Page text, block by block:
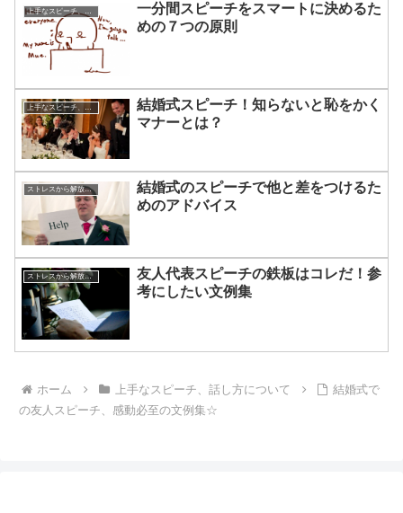
一分間スピーチをスマートに決めるた
めの７つの原則
結婚式スピーチ！知らないと恥をかく
マナーとは？
ストレスから解放させる方法
結婚式のスピーチで他と差をつけるた
めのアドバイス
ストレスから解放させる方法
友人代表スピーチの鉄板はコレだ！参
考にしたい文例集
ホーム 上手なスピーチ、話し方について
結婚式で
の友人スピーチ、感動必至の文例集☆